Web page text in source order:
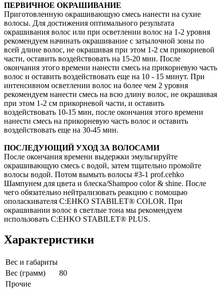
ПЕРВИЧНОЕ ОКРАШИВАНИЕ
Приготовленную окрашивающую смесь нанести на сухие
волосы. Для достижения оптимального результата
окрашивания волос или при осветлении волос на 1-2 уровня
рекомендуем начинать окрашивание с затылочной зоны по
всей длине волос, не окрашивая при этом 1-2 см прикорневой
части, оставить воздействовать на 15-20 мин. После
окончания этого времени нанести смесь на прикорневую часть
волос и оставить воздействовать еще на 10 - 15 минут. При
интенсивном осветлении волос на более чем 2 уровня
рекомендуем нанести смесь на всю длину волос, не окрашивая
при этом 1-2 см прикорневой части, и оставить
воздействовать 10-15 мин, после окончания этого времени
нанести смесь на прикорневую часть волос и оставить
воздействовать еще на 30-45 мин.
ПОСЛЕДУЮЩИЙ УХОД ЗА ВОЛОСАМИ
После окончания времени выдержки эмульгируйте
окрашивающую смесь с водой, затем тщательно промойте
волосы водой. Потом вымыть волосы #3-1 prof.cehko
Шампунем для цвета и блеска/Shampoo color & shine. После
чего обязательно нейтрализовать реакцию с помощью
ополаскивателя C:EHKO STABILET® COLOR. При
окрашивании волос в светлые тона мы рекомендуем
использовать C:EHKO STABILET® PLUS.
Характеристики
Вес и габариты
Вес (грамм)
80
Прочие